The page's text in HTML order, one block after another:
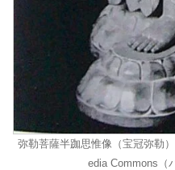
弥勒菩薩半跏思惟像（宝冠弥勒
edia Commons（